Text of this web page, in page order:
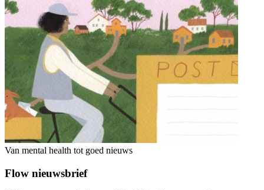
Van mental health tot goed nieuws
Flow nieuwsbrief